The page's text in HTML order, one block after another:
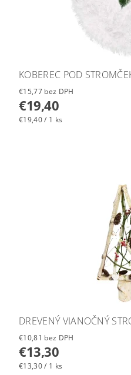
KOBEREC POD
€15,77 bez DPH
€19,40
€19,40 / 1 ks
DREVENÝ VIANOČNÝ
€10,81 bez DPH
€13,30
€13,30 / 1 ks